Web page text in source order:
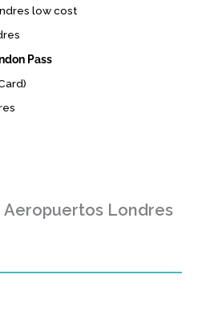
low cost
Pass
Aeropuertos Londres